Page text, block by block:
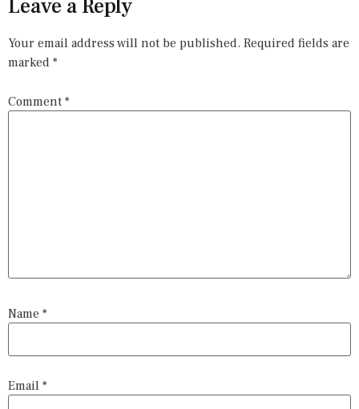
Leave a Reply
Your email address will not be published. Required fields are
marked *
Comment *
Name *
Email *